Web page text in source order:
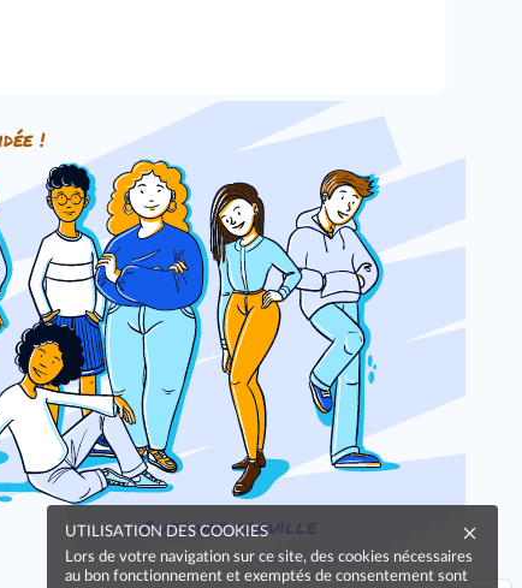
!
Oups, une coquille
UTILISATION DES COOKIES
Lors de votre navigation sur ce site, des cookies nécessaires
au bon fonctionnement et exemptés de consentement sont